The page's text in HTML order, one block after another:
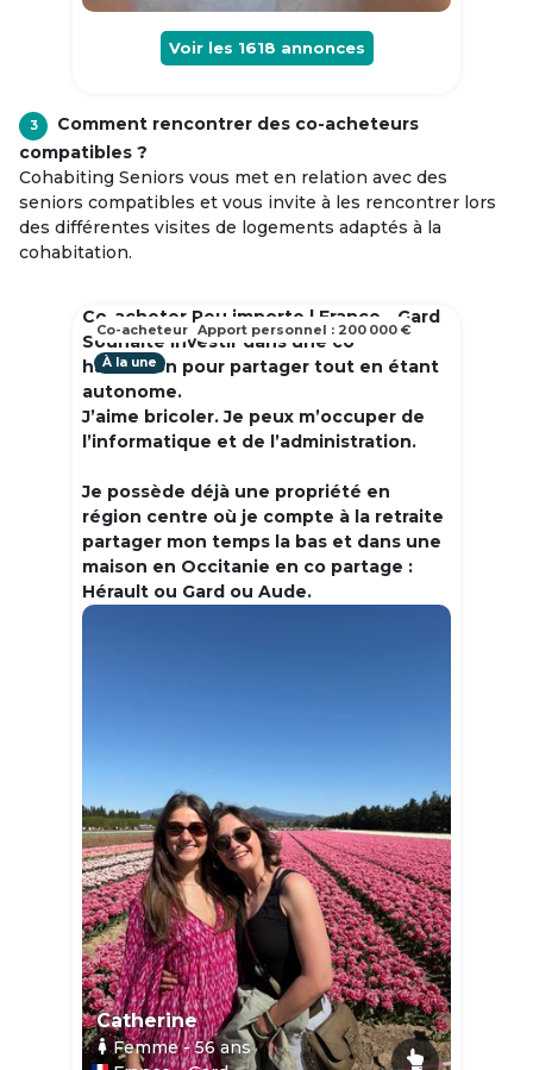
Voir les 1618 annonces
3
Comment rencontrer des co-acheteurs
compatibles ?
Cohabiting Seniors vous met en relation avec des
seniors compatibles et vous invite à les rencontrer lors
des différentes visites de logements adaptés à la
cohabitation.
Co-acheter Peu importe | France - Gard
Souhaite investir dans une co
habitation pour partager tout en étant
autonome.
J’aime bricoler. Je peux m’occuper de
l’informatique et de l’administration.
Je possède déjà une propriété en
région centre où je compte à la retraite
partager mon temps la bas et dans une
maison en Occitanie en co partage :
Hérault ou Gard ou Aude.
À la une
Catherine
Femme- 56ans
Co-acheteur Apport personnel : 200 000 €